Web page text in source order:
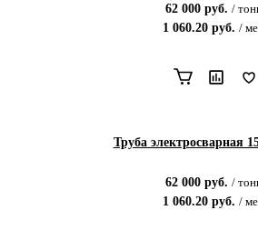
62 000руб. /
1 060.20 руб. /
Труба электросварная
62 000руб. /
1 060.20 руб. /